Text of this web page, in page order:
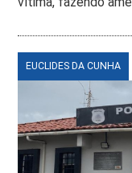
EUCLIDES DA CUNHA